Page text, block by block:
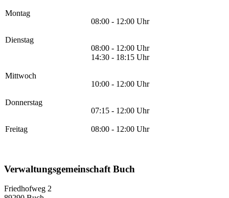
Montag
08:00 - 12:00 Uhr
Dienstag
08:00 - 12:00 Uhr
14:30 - 18:15 Uhr
Mittwoch
10:00 - 12:00 Uhr
Donnerstag
07:15 - 12:00 Uhr
Freitag 08:00 - 12:00 Uhr
Verwaltungsgemeinschaft Buch
Friedhofweg 2